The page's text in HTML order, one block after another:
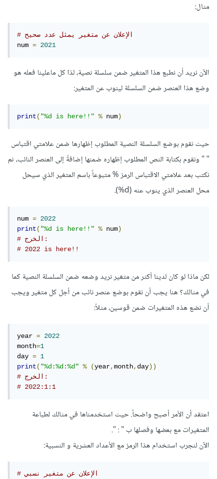
مثال:
# الإعلان عن متغير يمثل عدد صحيح
num = 2021
الآن نريد أن نطبع هذا المتغير ضمن سلسلة نصية، لذا كل ماعلينا فعله هو
وضع هذا العنصر ضمن السلسلة لينوب عن المتغير:
print("%d is here!!" % num)
حيث نقوم بوضع السلسلة النصية المطلوب إظهارها ضمن علامتي اقتباس
" " ونقوم بكتابة النص المطلوب إظهاره ضمنها إضافةً إلى العنصر النائب، ثم
نكتب بعد علامتي الاقتباس الرمز % متبوعاً باسم المتغير الذي سيحل
محل العنصر الذي ينوب عنه (d%).
num =
2022
print("%d is here!!" % num)
# الخرج:
# 2022 is here!!
لكن ماذا لو كان لدينا أكثر من متغير نريد وضعه ضمن السلسلة النصية كما
في مثالك؟ هنا يجب أن نقوم بوضع عنصر نائب من أجل كل متغير ويجب
أن نضع هذه المتغيرات ضمن قوسين، مثلاً:
year =
2022
month=1
day =
1
print("%d:%d:%d" % (year,month,day))
# الخرج:
# 2022:1:1
اعتقد أن الأمر أصبح واضحاً. حيث استخدمناها في مثالك لطباعة
المتغيرات مع بعضها وفصلها ب " : ".
الآن لنجرب استخدام هذا الرمز مع الأعداد العشرية و النسبية: